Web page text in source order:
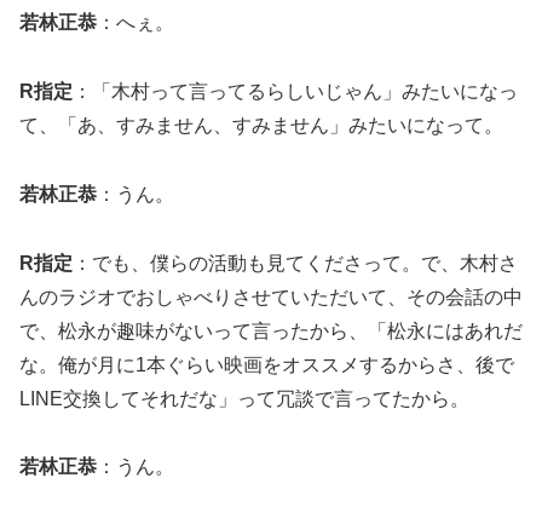
若林正恭 ：へぇ。
R指定 ：「木村って言ってるらしいじゃん」みたいになっ
て、「あ、すみません、すみません」みたいになって。
若林正恭 ：うん。
R指定 ：でも、僕らの活動も見てくださって。で、木村さ
んのラジオでおしゃべりさせていただいて、その会話の中
で、松永が趣味がないって言ったから、「松永にはあれだ
な。俺が月に1本ぐらい映画をオススメするからさ、後で
LINE交換してそれだな」って冗談で言ってたから。
若林正恭 ：うん。